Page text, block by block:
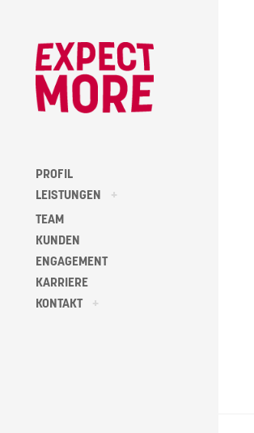
content
PROFIL
LEISTUNGEN
toggle
+
TEAM
KUNDEN
ENGAGEMENT
KARRIERE
KONTAKT
toggle
+